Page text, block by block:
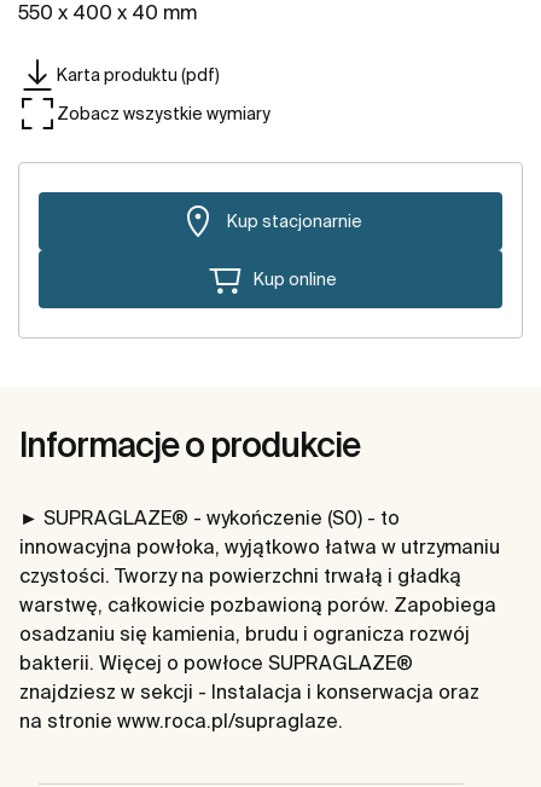
550 x 400 x 40 mm
Karta produktu (pdf)
Zobacz wszystkie wymiary
Kup stacjonarnie
Kup online
Informacje o produkcie
► SUPRAGLAZE® - wykończenie (S0) - to
innowacyjna powłoka, wyjątkowo łatwa w utrzymaniu
czystości. Tworzy na powierzchni trwałą i gładką
warstwę, całkowicie pozbawioną porów. Zapobiega
osadzaniu się kamienia, brudu i ogranicza rozwój
bakterii. Więcej o powłoce SUPRAGLAZE®
znajdziesz w sekcji - Instalacja i konserwacja oraz
na stronie www.roca.pl/supraglaze.